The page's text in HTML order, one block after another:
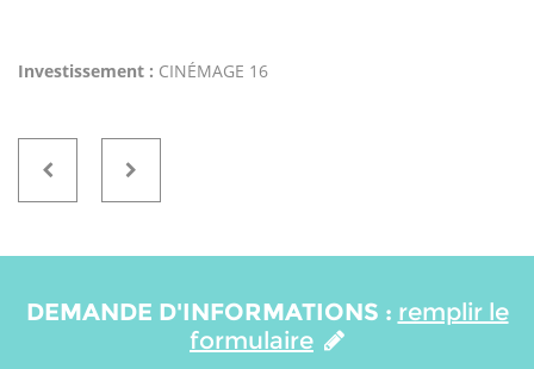
Investissement : CINÉMAGE 16
DEMANDE D'INFORMATIONS : remplir le
formulaire